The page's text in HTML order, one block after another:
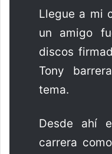
Llegue a mi
un amigo
discos
Tony
tema.
Desde ahí
carrera